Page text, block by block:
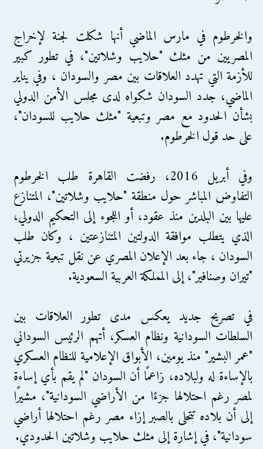
والخرطوم في مارس الماضي أنها شكلت لجنة لإخراج
المصريين من مثلث "حلايب وشلاتين"، في تطور كبير
للأزمة التي تهدد العلاقات بين مصر والسودان ، وفي يناير
الماضي، جدد السودان شكواه لدى مجلس الأمن الدولي
بشأن الحدود مع مصر وتبعية "مثلث حلايب للسودان"،
على حد قول الخرطوم.
وفي أبريل 2016، رفضت القاهرة طلب الخرطوم
التفاوض المباشر حول منطقة "حلايب وشلاتين"، المتنازع
عليها بين البلدين منذ عقود، أو اللجوء إلى التحكيم الدولي،
الذي يتطلب موافقة الدولتين المتنازعتين ، وكان طلب
السودان ، جاء بعد الإعلان المصري عن نقل تبعية جزيرتي
"تيران وصنافير"، إلى المملكة العربية السعودية.
في تصريح جديد يعكس مدى تطور العلاقات بين
السلطات السودانية ونظام العسكر، أتهم الرئيس السوداني
"عمر البشير" منذ يومين، الأبواق الإعلامية للنظام العسكري
بالإساءة له ولبلاده، زاعمًا أن السودان "لم يقم بأي إساءة
لمصر رغم احتلالها جزءًا من الأراضي السودانية"، مشيرًا
إلى أن بلاده تتحلى بالصبر إزاء مصر رغم احتلالها أراضي
سودانية"، في إشارة إلى مثلث حلايب وشلاتين الحدودي.